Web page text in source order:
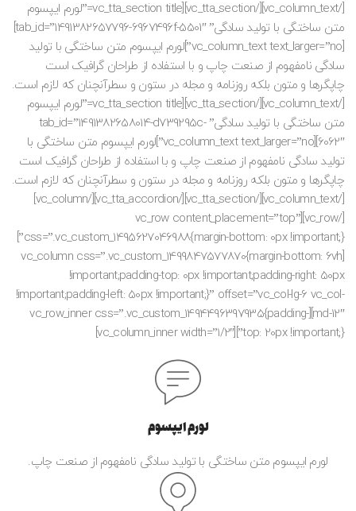
[/vc_column_text][/vc_tta_section][vc_tta_section title=”لورم ایپسوم
متن ساختگی با تولید سادگی” tab_id=”1491382657796-6967496f-5501″]
[vc_column_text text_larger=”no”]لورم ایپسوم متن ساختگی با تولید
سادگی نامفهوم از صنعت چاپ و با استفاده از طراحان گرافیک است
چاپگرها و متون بلکه روزنامه و مجله در ستون و سطرآنچنان که لازم است.
[/vc_column_text][/vc_tta_section][vc_tta_section title=”لورم ایپسوم
متن ساختگی با تولید سادگی” tab_id=”1491382658014-d739295c-
6062″][vc_column_text text_larger=”no”]لورم ایپسوم متن ساختگی با
تولید سادگی نامفهوم از صنعت چاپ و با استفاده از طراحان گرافیک است
چاپگرها و متون بلکه روزنامه و مجله در ستون و سطرآنچنان که لازم است.
[/vc_column_text][/vc_tta_section][/vc_tta_accordion][/vc_column]
[/vc_row][vc_row content_placement=”top”
css=”.vc_custom_1495627046988{margin-bottom: 0px !important;}”]
[vc_column css=”.vc_custom_1499847577870{margin-bottom: 6vh
!important;padding-top: 0px !important;padding-right: 50px
!important;padding-left: 50px !important;}” offset=”vc_col-lg-6 vc_col-
md-12″][vc_row_inner css=”.vc_custom_1494496397935{padding-
top: 20px !important;}”][vc_column_inner width=”1/2″]
لورم ایپسوم
لورم ایپسوم متن ساختگی با تولید سادگی نامفهوم از صنعت چاپ.